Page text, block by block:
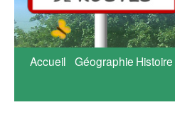
Aller
Accueil Géographie Histoire